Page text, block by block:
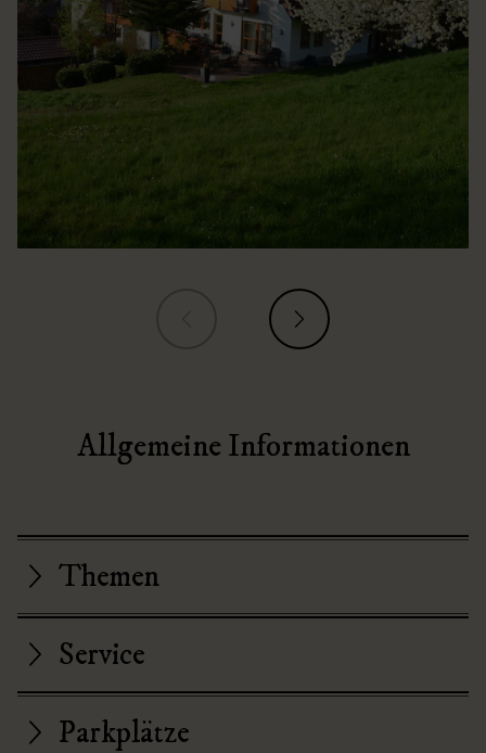
Allgemeine Informationen
Themen
Service
Parkplätze